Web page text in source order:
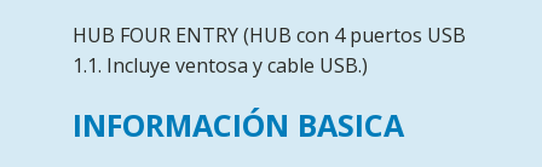
HUB FOUR ENTRY (HUB con 4 puertos USB
1.1. Incluye ventosa y cable USB.)
INFORMACIÓN BASICA